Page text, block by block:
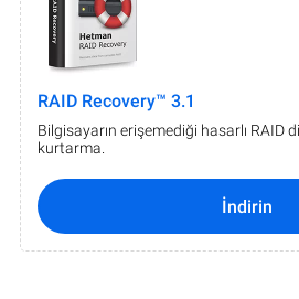
RAID Recovery™ 3.1
Bilgisayarın erişemediği hasarlı RAID
kurtarma.
İndirin